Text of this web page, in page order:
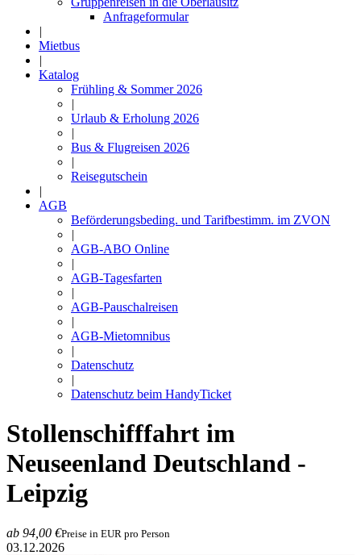
Anfrageformular
|
Mietbus
|
Katalog
Frühling & Sommer 2026
|
Urlaub & Erholung 2026
|
Bus & Flugreisen 2026
|
Reisegutschein
|
AGB
Beförderungsbeding. und Tarifbestimm. im ZVON
|
AGB-ABO Online
|
AGB-Tagesfarten
|
AGB-Pauschalreisen
|
AGB-Mietomnibus
|
Datenschutz
|
Datenschutz beim HandyTicket
Stollenschifffahrt im
Neuseenland Deutschland -
Leipzig
ab 94,00 €Preise in EUR pro Person
03.12.2026